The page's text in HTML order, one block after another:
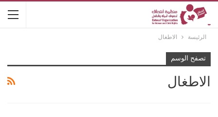
الرئيسة الاطغال
تصفح الوسم
الاطغال